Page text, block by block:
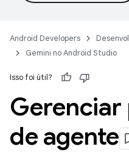
Android Developers
Gemini no Android Studio
Isso foi útil?
Gerenciar
de agente